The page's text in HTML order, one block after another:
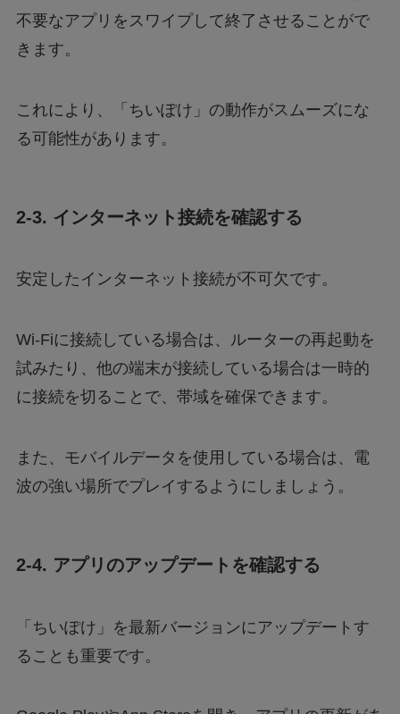
不要なアプリをスワイプして終了させることがで
きます。
これにより、「ちいぽけ」の動作がスムーズにな
る可能性があります。
2-3. インターネット接続を確認する
安定したインターネット接続が不可欠です。
Wi-Fiに接続している場合は、ルーターの再起動を
試みたり、他の端末が接続している場合は一時的
に接続を切ることで、帯域を確保できます。
また、モバイルデータを使用している場合は、電
波の強い場所でプレイするようにしましょう。
2-4. アプリのアップデートを確認する
「ちいぽけ」を最新バージョンにアップデートす
ることも重要です。